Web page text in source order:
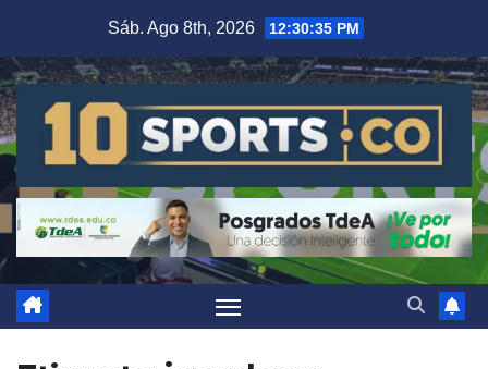
Sáb. Ago 8th, 2026 12:30:36 PM